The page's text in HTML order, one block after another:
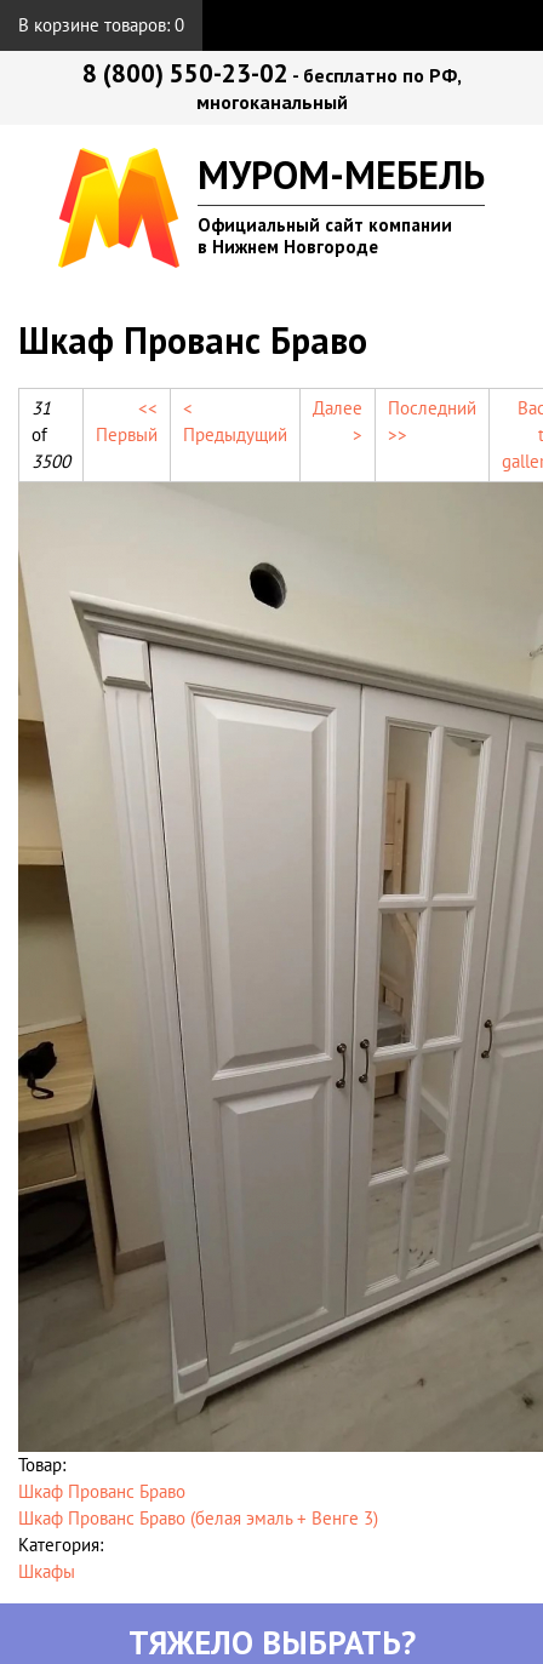
В корзине товаров: 0
8 (800) 550-23-02 - бесплатно по РФ,
многоканальный
МУРОМ-МЕБЕЛЬ
Официальный сайт компании
в Нижнем Новгороде
Шкаф Прованс Браво
31
of
3500
<<
Первый
<
Предыдущий
Далее
>
Последний
>>
Товар:
Шкаф Прованс Браво
Шкаф Прованс Браво (белая эмаль + Венге 3)
Категория:
Шкафы
ТЯЖЕЛО ВЫБРАТЬ?